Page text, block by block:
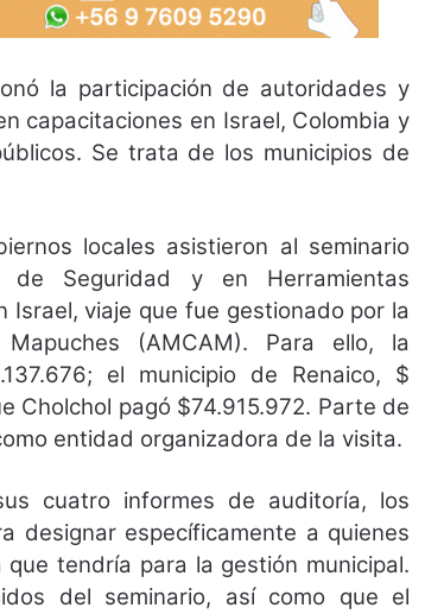
la participación de autoridades y
capacitaciones en Israel, Colombia y
Se trata de los municipios de
locales asistieron al seminario
de Seguridad y en Herramientas
Israel, viaje que fue gestionado por la
(AMCAM). Para ello, la
el municipio de Renaico, $
Cholchol pagó $74.915.972. Parte de
entidad organizadora de la visita.
cuatro informes de auditoría, los
designar específicamente a quienes
tendría para la gestión municipal.
del seminario, así como que el